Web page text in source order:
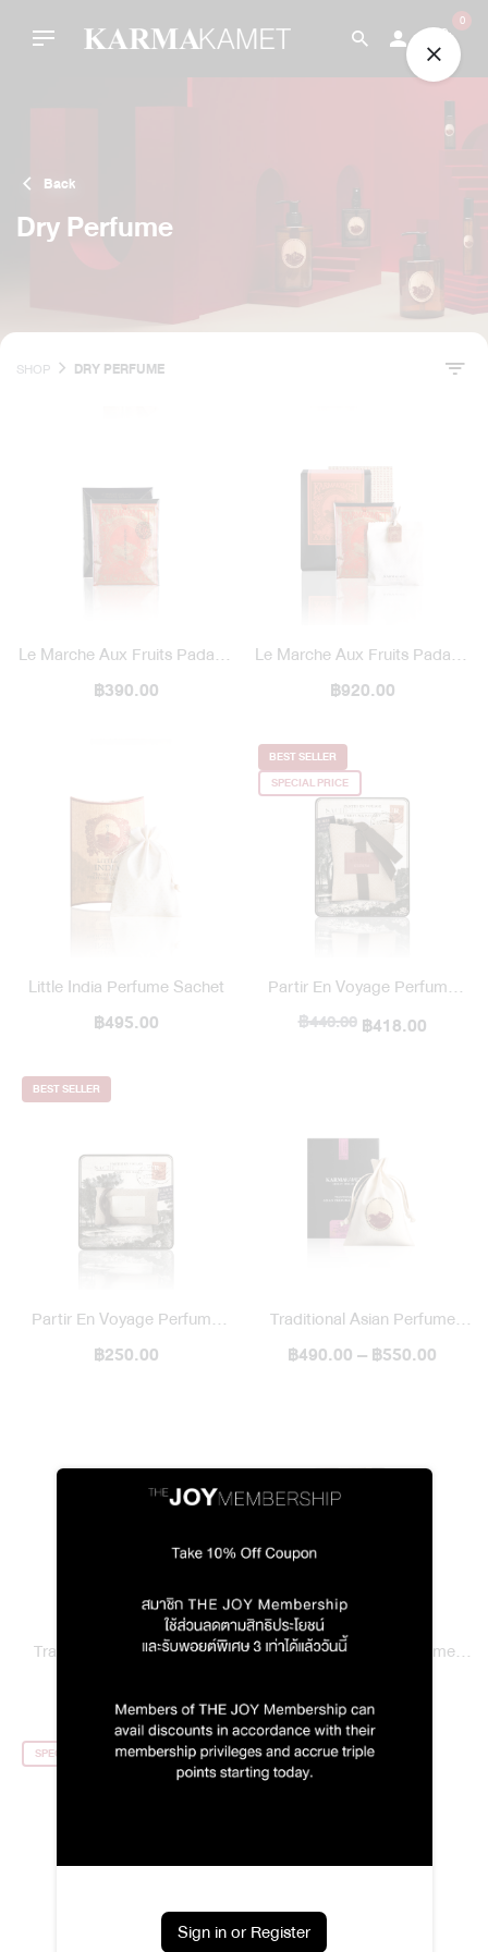
0
Back
Dry Perfume
SHOP DRY PERFUME
Le Marche Aux Fruits Padang
Bazaar Perfume Paper Bag
฿390.00
Le Marche Aux Fruits Padang
Bazaar Perfume Paper Bag
฿920.00
Little India Perfume Sachet
฿495.00
BEST SELLER
SPECIAL PRICE
Partir En Voyage Perfume
Bag / Large
฿440.00฿418.00
BEST SELLER
Partir En Voyage Perfume
Bag / Small
฿250.00
Traditional Asian Perfume
Sachet 50 g
฿490.00 – ฿550.00
Traditional Asian Perfume
Traditional Asian Perfume
SPECIAL PRICE
Sign in or Register